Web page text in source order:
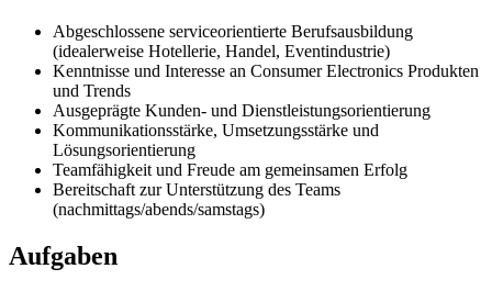
Abgeschlossene serviceorientierte Berufsausbildung
(idealerweise Hotellerie, Handel, Eventindustrie)
Kenntnisse und Interesse an Consumer Electronics Produkten
und Trends
Ausgeprägte Kunden- und Dienstleistungsorientierung
Kommunikationsstärke, Umsetzungsstärke und
Lösungsorientierung
Teamfähigkeit und Freude am gemeinsamen Erfolg
Bereitschaft zur Unterstützung des Teams
(nachmittags/abends/samstags)
Aufgaben